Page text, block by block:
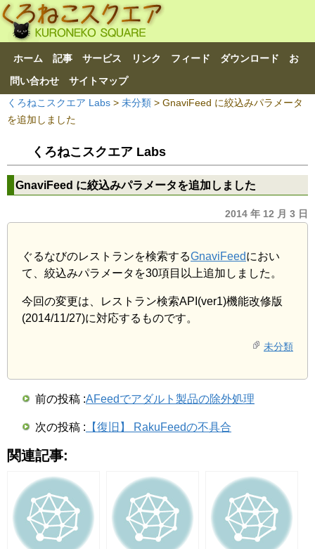
ホーム 記事 サービス リンク フィード ダウンロード お
問い合わせ サイトマップ
くろねこスクエア Labs > 未分類 > GnaviFeed に絞込みパラメータ
を追加しました
くろねこスクエア Labs
GnaviFeed に絞込みパラメータを追加しました
2014 年 12 月 3 日
ぐるなびのレストランを検索するGnaviFeedにおい
て、絞込みパラメータを30項目以上追加しました。
今回の変更は、レストラン検索API(ver1)機能改修版
(2014/11/27)に対応するものです。
未分類
前の投稿 :AFeedでアダルト製品の除外処理
次の投稿 : 【復旧】 RakuFeedの不具合
関連記事: